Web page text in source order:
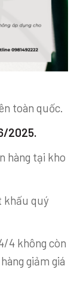
toàn quốc.
2025.
hàng tại kho
khấu quý
4 không còn
giảm giá